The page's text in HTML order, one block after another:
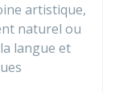
artistique,
naturel ou
langue et